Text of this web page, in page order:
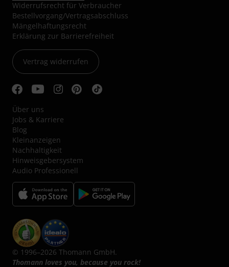
Widerrufsrecht für Verbraucher
Bestellvorgang/Vertragsabschluss
Mängelhaftungsrecht
Erklärung zur Barrierefreiheit
Vertrag widerrufen
Über uns
Jobs & Karriere
Blog
Kleinanzeigen
Nachhaltigkeit
Hinweisgebersystem
Audio Professionell
© 1996–2026 Thomann GmbH.
Thomann loves you, because you rock!